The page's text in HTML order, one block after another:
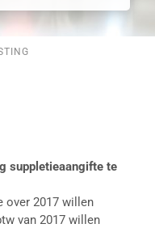
suppletieaangifte te
over 2017 willen
van 2017 willen